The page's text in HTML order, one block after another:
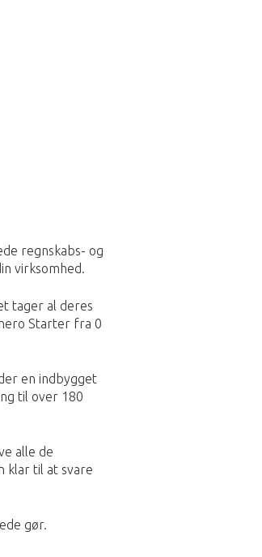
regnskabs- og
virksomhed.
tager al deres
Starter fra 0
en indbygget
til over 180
alle de
klar til at svare
gør.